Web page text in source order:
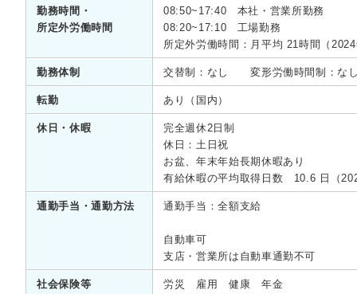
勤務時間・
所定外労働時間
08:50~17:40 本社・営業所勤務
08:20~17:10 工場勤務
所定外労働時間：月平均 21時間（
勤務体制 交替制：なし 変形労働時間制：な
転勤 あり（国内）
休日・休暇
完全週休2日制
休日：土日祝
お盆、年末年始長期休暇あり
有給休暇の平均取得日数 10.6 日（
通勤手当・通勤方法 通勤手当：全額支給
自動車可
支店・営業所は自動車通勤不可
社会保険等
労災 雇用 健康 年金